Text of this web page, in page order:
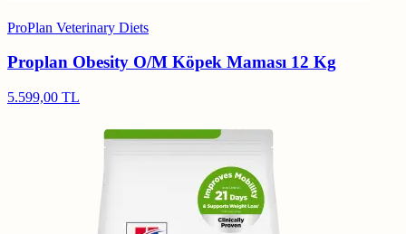
ProPlan Veterinary Diets
Proplan Obesity O/M Köpek Maması 12 Kg
5.599,00 TL